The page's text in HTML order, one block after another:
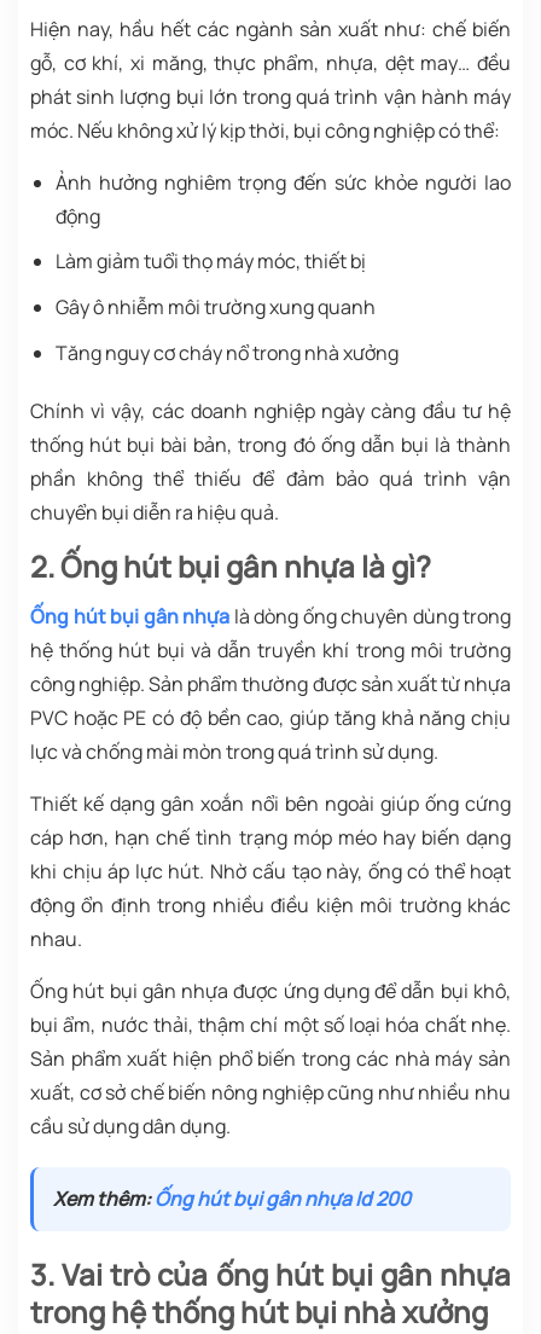
Hiện nay, hầu hết các ngành sản xuất như: chế biến
gỗ, cơ khí, xi măng, thực phẩm, nhựa, dệt may… đều
phát sinh lượng bụi lớn trong quá trình vận hành máy
móc. Nếu không xử lý kịp thời, bụi công nghiệp có thể:
Ảnh hưởng nghiêm trọng đến sức khỏe người lao
động
Làm giảm tuổi thọ máy móc, thiết bị
Gây ô nhiễm môi trường xung quanh
Tăng nguy cơ cháy nổ trong nhà xưởng
Chính vì vậy, các doanh nghiệp ngày càng đầu tư hệ
thống hút bụi bài bản, trong đó ống dẫn bụi là thành
phần không thể thiếu để đảm bảo quá trình vận
chuyển bụi diễn ra hiệu quả.
2. Ống hút bụi gân nhựa là gì?
Ống hút bụi gân nhựa là dòng ống chuyên dùng trong
hệ thống hút bụi và dẫn truyền khí trong môi trường
công nghiệp. Sản phẩm thường được sản xuất từ nhựa
PVC hoặc PE có độ bền cao, giúp tăng khả năng chịu
lực và chống mài mòn trong quá trình sử dụng.
Thiết kế dạng gân xoắn nổi bên ngoài giúp ống cứng
cáp hơn, hạn chế tình trạng móp méo hay biến dạng
khi chịu áp lực hút. Nhờ cấu tạo này, ống có thể hoạt
động ổn định trong nhiều điều kiện môi trường khác
nhau.
Ống hút bụi gân nhựa được ứng dụng để dẫn bụi khô,
bụi ẩm, nước thải, thậm chí một số loại hóa chất nhẹ.
Sản phẩm xuất hiện phổ biến trong các nhà máy sản
xuất, cơ sở chế biến nông nghiệp cũng như nhiều nhu
cầu sử dụng dân dụng.
Xem thêm:Ống hút bụi gân nhựa Id 200
3. Vai trò của ống hút bụi gân nhựa
trong hệ thống hút bụi nhà xưởng